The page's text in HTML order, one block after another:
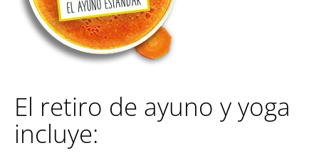
El retiro de ayuno y yoga
incluye: